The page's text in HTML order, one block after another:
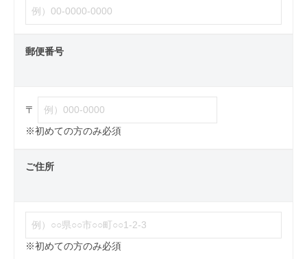
郵便番号
〒
※初めての方のみ必須
ご住所
※初めての方のみ必須